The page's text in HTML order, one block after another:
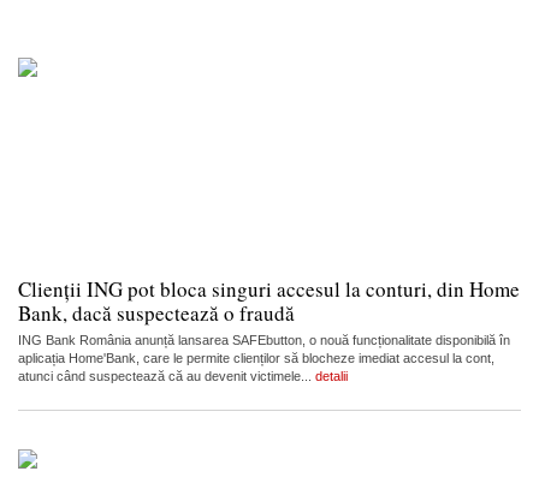
Clienții ING pot bloca singuri accesul la conturi, din Home
Bank, dacă suspectează o fraudă
ING Bank România anunță lansarea SAFEbutton, o nouă funcționalitate disponibilă în
aplicația Home'Bank, care le permite clienților să blocheze imediat accesul la cont,
atunci când suspectează că au devenit victimele... detalii